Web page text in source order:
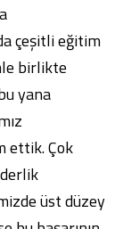
çeşitli eğitim
birlikte
yana
ettik. Çok
üst düzey